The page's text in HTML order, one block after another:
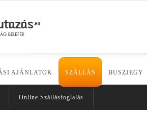
AJÁNLATOK SZÁLLÁS BUSZJEGY
Online Szállásfoglalás